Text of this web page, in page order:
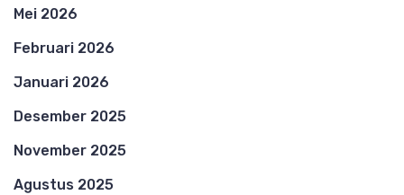
Mei 2026
Februari 2026
Januari 2026
Desember 2025
November 2025
Agustus 2025